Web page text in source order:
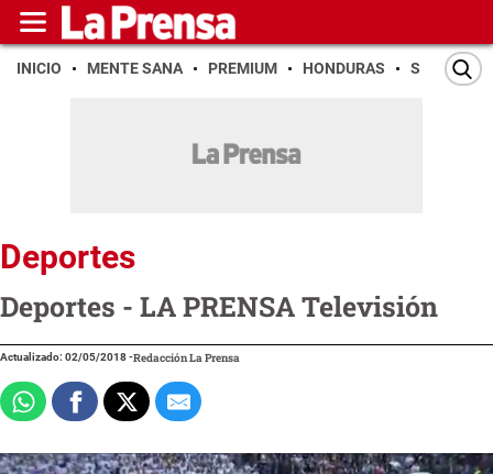
INICIO MENTE SANA PREMIUM HONDURAS SAN PEDRO
Deportes
Deportes - LA PRENSA Televisión
Actualizado: 02/05/2018-Redacción La Prensa